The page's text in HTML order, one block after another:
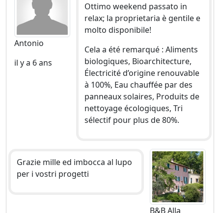
Antonio
il y a 6 ans
Ottimo weekend passato in
relax; la proprietaria è gentile e
molto disponibile!
Cela a été remarqué : Aliments
biologiques, Bioarchitecture,
Électricité d’origine renouvable
à 100%, Eau chauffée par des
panneaux solaires, Produits de
nettoyage écologiques, Tri
sélectif pour plus de 80%.
Grazie mille ed imbocca al lupo
per i vostri progetti
B&B Alla